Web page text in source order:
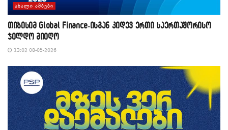
ᲐᲮᲐᲚᲘ ᲐᲛᲑᲔᲑᲘ
თიბისიმ Global Finance-ისგან კიდევ ერთი საერთაშორისო
ჯილდო მიიღო
13:02 08-05-2026